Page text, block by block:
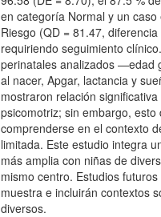
en categoría Normal y un caso
Riesgo (QD = 81.47,
requiriendo seguimiento
perinatales analizados —edad
al nacer, Apgar, lactancia y
mostraron relación
psicomotriz; sin embargo, esto
comprenderse en el contexto
limitada. Este estudio integra
más amplia con niñas de
mismo centro. Estudios
muestra e incluirán contextos
diversos.